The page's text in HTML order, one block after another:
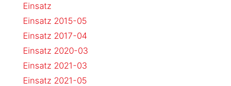
Einsatz
Einsatz 2015-05
Einsatz 2017-04
Einsatz 2020-03
Einsatz 2021-03
Einsatz 2021-05